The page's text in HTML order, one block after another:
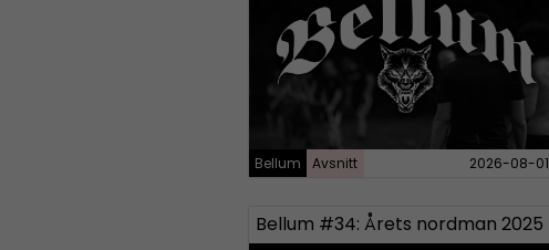
Bellum Avsnitt 2026-08-01
Bellum #34: Årets nordman 2025